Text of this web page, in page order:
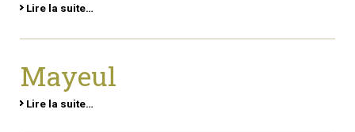
Lire la suite…
Mayeul
Lire la suite…